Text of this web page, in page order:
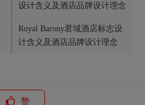
设计含义及酒店品牌设计理念
Royal Barony君域酒店标志设
计含义及酒店品牌设计理念
赞